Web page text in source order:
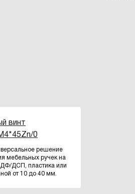
винт
0
решение
мебельных ручек на
ДСП, пластика или
от 10 до 40 мм.